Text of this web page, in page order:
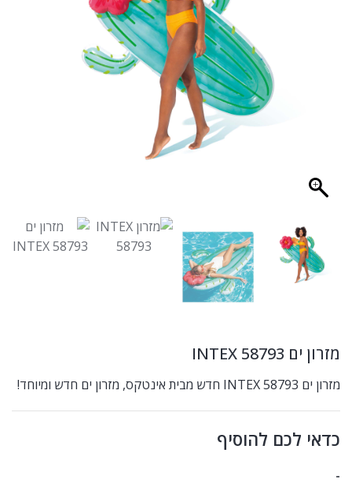
מזרון ים INTEX 58793
מזרון ים INTEX 58793 חדש מבית אינטקס, מזרון ים חדש ומיוחד!
כדאי לכם להוסיף
-